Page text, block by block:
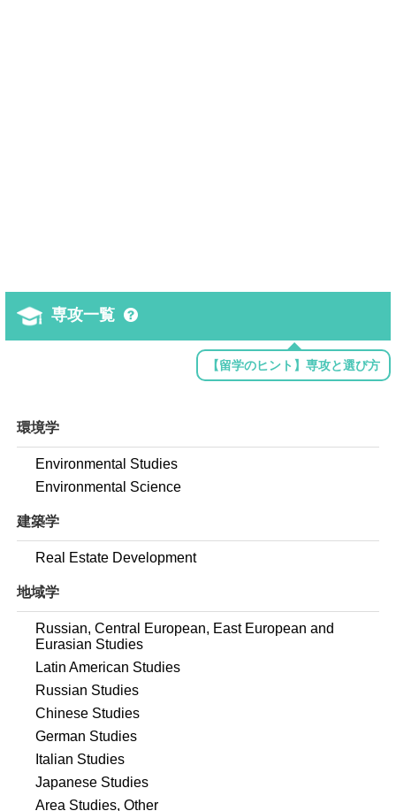
専攻一覧
【留学のヒント】専攻と選び方
環境学
Environmental Studies
Environmental Science
建築学
Real Estate Development
地域学
Russian, Central European, East European and
Eurasian Studies
Latin American Studies
Russian Studies
Chinese Studies
German Studies
Italian Studies
Japanese Studies
Area Studies, Other